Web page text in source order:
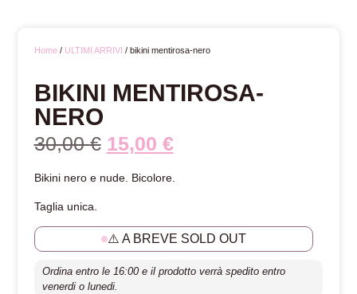
Home/ ULTIMI ARRIVI / bikini mentirosa-nero
BIKINI MENTIROSA-
NERO
30,00€ 15,00 €
Bikini nero e nude. Bicolore.
Taglia unica.
⚠️ A BREVE SOLD OUT
Ordina entro le 16:00 e il prodotto verrà spedito entro
venerdi o lunedi.